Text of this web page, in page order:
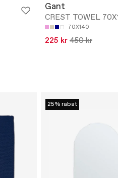
Gant
CREST TOWEL
70X140
225 kr 450 kr
25% rabat